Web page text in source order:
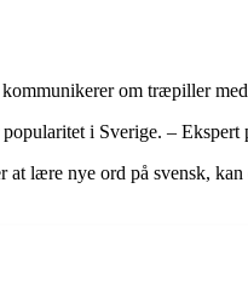
om træpiller
i Sverige. – Ekspert
lære nye ord på svensk,